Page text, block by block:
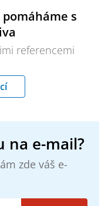
s
referencemi
na e-mail?
zde váš e-